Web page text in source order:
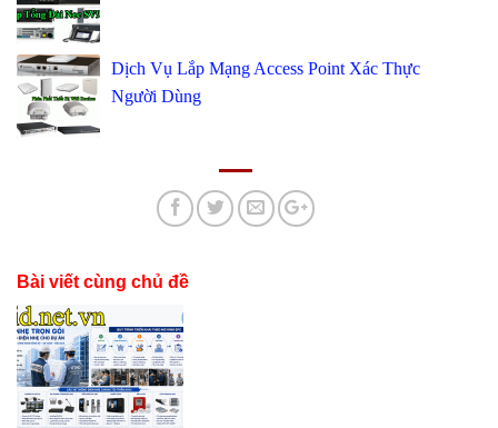
Dịch Vụ Lắp Mạng Access Point Xác Thực
Người Dùng
Bài viết cùng chủ đề